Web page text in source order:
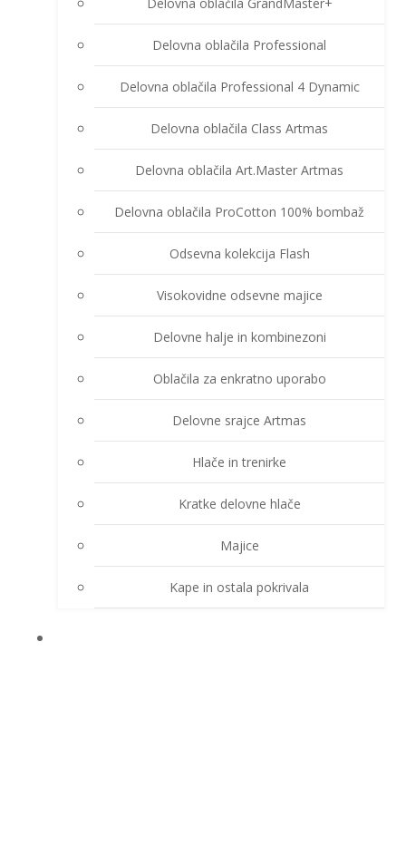
Delovna oblačila Professional
Delovna oblačila Professional 4 Dynamic
Delovna oblačila Class Artmas
Delovna oblačila Art.Master Artmas
Delovna oblačila ProCotton 100% bombaž
Odsevna kolekcija Flash
Visokovidne odsevne majice
Delovne halje in kombinezoni
Oblačila za enkratno uporabo
Delovne srajce Artmas
Hlače in trenirke
Kratke delovne hlače
Majice
Kape in ostala pokrivala